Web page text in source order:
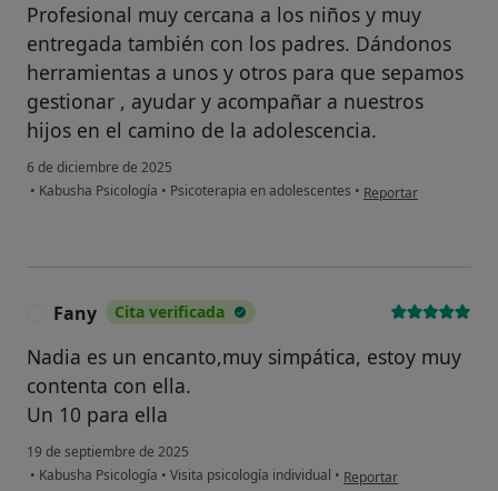
Profesional muy cercana a los niños y muy
entregada también con los padres. Dándonos
herramientas a unos y otros para que sepamos
gestionar , ayudar y acompañar a nuestros
hijos en el camino de la adolescencia.
6 de diciembre de 2025
• Kabusha Psicología • Psicoterapia en adolescentes • en opinión del
Reportar
Fany Cita verificada
Nadia es un encanto,muy simpática, estoy muy
contenta con ella.
Un 10 para ella
19 de septiembre de 2025
• Kabusha Psicología • Visita psicología individual • en opinión del usuario
Reportar